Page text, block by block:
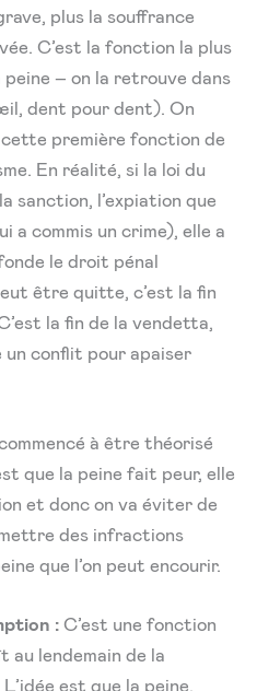
plus la souffrance
C’est la fonction la plus
– on la retrouve dans
dent pour dent). On
première fonction de
En réalité, si la loi du
sanction, l’expiation que
a commis un crime), elle a
le droit pénal
être quitte, c’est la fin
la fin de la vendetta,
un conflit pour apaiser
à être théorisé
que la peine fait peur, elle
et donc on va éviter de
des infractions
que l’on peut encourir.
: C’est une fonction
au lendemain de la
est que la peine,